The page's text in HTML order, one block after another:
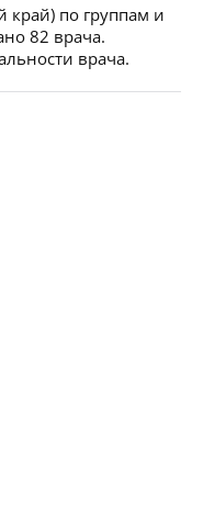
край) по группам и
82 врача.
врача.